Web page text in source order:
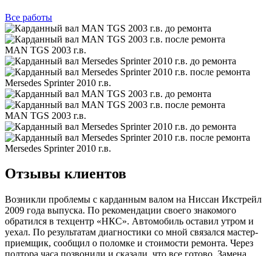
Все работы
MAN TGS 2003 г.в.
Mersedes Sprinter 2010 г.в.
MAN TGS 2003 г.в.
Mersedes Sprinter 2010 г.в.
Отзывы клиентов
Возникли проблемы с карданным валом на Ниссан Икстрейл
2009 года выпуска. По рекомендации своего знакомого
обратился в техцентр «НКС». Автомобиль оставил утром и
уехал. По результатам диагностики со мной связался мастер-
приемщик, сообщил о поломке и стоимости ремонта. Через